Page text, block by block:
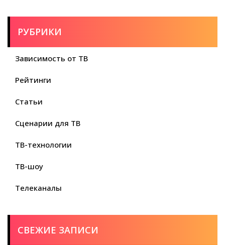
РУБРИКИ
Зависимость от ТВ
Рейтинги
Статьи
Сценарии для ТВ
ТВ-технологии
ТВ-шоу
Телеканалы
СВЕЖИЕ ЗАПИСИ